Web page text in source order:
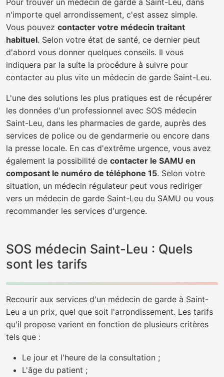
Pour trouver un médecin de garde à Saint-Leu, dans
n'importe quel arrondissement, c'est assez simple.
Vous pouvez contacter votre médecin traitant
habituel. Selon votre état de santé, ce dernier peut
d'abord vous donner quelques conseils. Il vous
indiquera par la suite la procédure à suivre pour
contacter au plus vite un médecin de garde Saint-Leu.
L'une des solutions les plus pratiques est de récupérer
les données d'un professionnel avec SOS médecin
Saint-Leu, dans les pharmacies de garde, auprès des
services de police ou de gendarmerie ou encore dans
la presse locale. En cas d'extrême urgence, vous avez
également la possibilité de contacter le SAMU en
composant le numéro de téléphone 15. Selon votre
situation, un médecin régulateur peut vous rediriger
vers un médecin de garde Saint-Leu du SAMU ou vous
recommander les services d'urgence.
SOS médecin Saint-Leu : Quels
sont les tarifs
Recourir aux services d'un médecin de garde à Saint-
Leu a un prix, quel que soit l'arrondissement. Les tarifs
qu'il propose varient en fonction de plusieurs critères
tels que :
Le jour et l'heure de la consultation ;
L'âge du patient ;